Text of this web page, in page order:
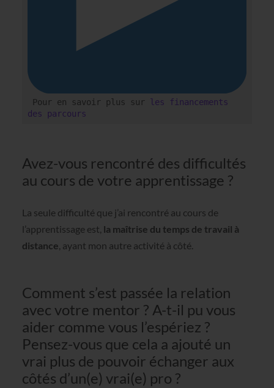
Pour en savoir plus sur les financements
des parcours
Avez-vous rencontré des difficultés
au cours de votre apprentissage ?
La seule difficulté que j’ai rencontré au cours de
l’apprentissage est, la maîtrise du temps de travail à
distance, ayant mon autre activité à côté.
Comment s’est passée la relation
avec votre mentor ? A-t-il pu vous
aider comme vous l’espériez ?
Pensez-vous que cela a ajouté un
vrai plus de pouvoir échanger aux
côtés d’un(e) vrai(e) pro ?